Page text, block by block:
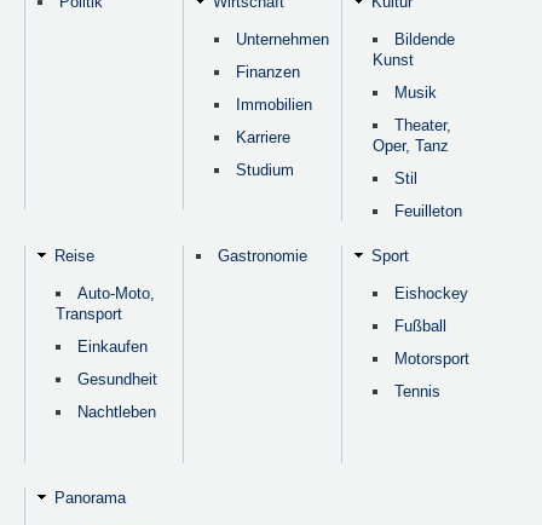
Unternehmen
Finanzen
Immobilien
Karriere
Studium
Bildende
Kunst
Musik
Theater,
Oper, Tanz
Stil
Feuilleton
Reise
Auto-Moto,
Transport
Einkaufen
Gesundheit
Nachtleben
Gastronomie Sport
Eishockey
Fußball
Motorsport
Tennis
Panorama